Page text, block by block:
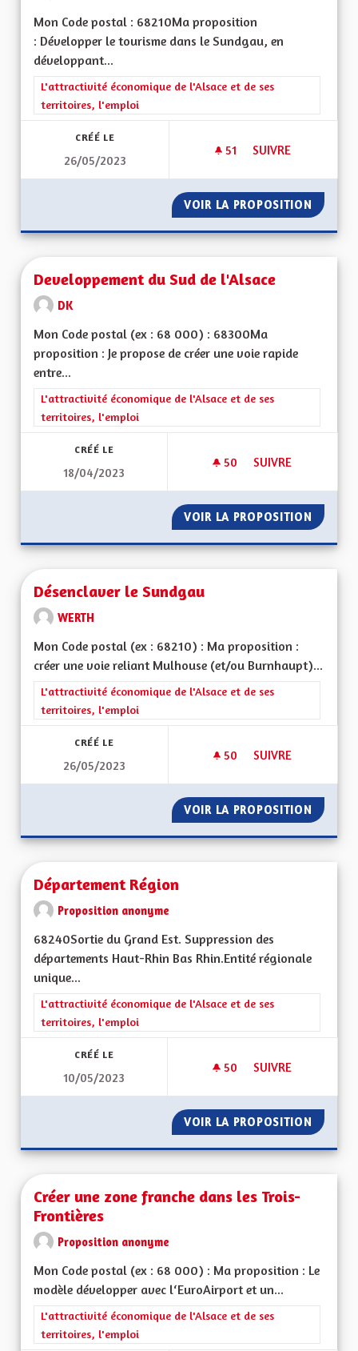
Mon Code postal : 68210Ma proposition
: Développer le tourisme dans le Sundgau, en
développant...
Filtrer les résultats de la catégorie : L'attractivité
L'attractivité économique de l'Alsace et de ses
territoires, l'emploi
CRÉÉ LE
26/05/2023
51 51 ABONNÉS
SUIVRE
VOIR LA PROPOSITION
Developpement du Sud de l'Alsace
DK
Mon Code postal (ex : 68 000) : 68300Ma
proposition : Je propose de créer une voie rapide
entre...
Filtrer les résultats de la catégorie : L'attractivité
L'attractivité économique de l'Alsace et de ses
territoires, l'emploi
CRÉÉ LE
18/04/2023
50 50 ABONNÉS
SUIVRE
VOIR LA PROPOSITION
Désenclaver le Sundgau
WERTH
Mon Code postal (ex : 68210) : Ma proposition :
créer une voie reliant Mulhouse (et/ou Burnhaupt)...
Filtrer les résultats de la catégorie : L'attractivité
L'attractivité économique de l'Alsace et de ses
territoires, l'emploi
CRÉÉ LE
26/05/2023
50 50 ABONNÉS
SUIVRE
VOIR LA PROPOSITION
Département Région
Proposition anonyme
68240Sortie du Grand Est. Suppression des
départements Haut-Rhin Bas Rhin.Entité régionale
unique...
Filtrer les résultats de la catégorie : L'attractivité
L'attractivité économique de l'Alsace et de ses
territoires, l'emploi
CRÉÉ LE
10/05/2023
50 50 ABONNÉS
SUIVRE
VOIR LA PROPOSITION
Créer une zone franche dans les Trois-
Frontières
Proposition anonyme
Mon Code postal (ex : 68 000) : Ma proposition : Le
modèle développer avec l‘EuroAirport et un...
Filtrer les résultats de la catégorie : L'attractivité
L'attractivité économique de l'Alsace et de ses
territoires, l'emploi